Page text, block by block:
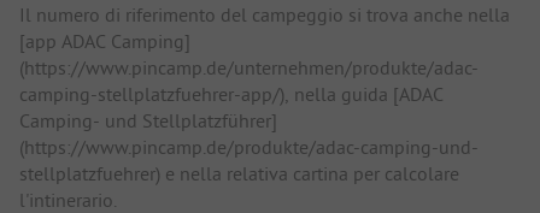
Il numero di riferimento del campeggio si trova anche nella
[app ADAC Camping]
(https://www.pincamp.de/unternehmen/produkte/adac-
camping-stellplatzfuehrer-app/), nella guida [ADAC
Camping- und Stellplatzführer]
(https://www.pincamp.de/produkte/adac-camping-und-
stellplatzfuehrer) e nella relativa cartina per calcolare
l'intinerario.